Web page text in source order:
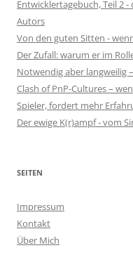
Entwicklertagebuch, Teil 2
Autors
Von den guten Sitten -
Der Zufall: warum er im
Notwendig aber langweilig
Clash of PnP-Cultures –
Spieler, fordert mehr
Der ewige K(r)ampf - vom
SEITEN
Impressum
Kontakt
Über Mich